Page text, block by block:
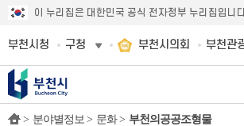
이 누리집은 대한민국 공식 전자정부 누리집입니
부천시청 구청 부천시의회 부천관
> 분야별정보 > 문화 > 부천의공공조형물